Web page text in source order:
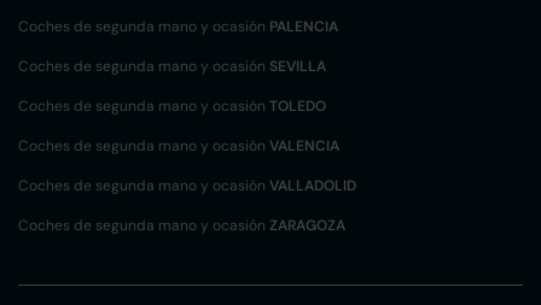
Coches de segunda mano y ocasión PALENCIA
Coches de segunda mano y ocasión SEVILLA
Coches de segunda mano y ocasión TOLEDO
Coches de segunda mano y ocasión VALENCIA
Coches de segunda mano y ocasión VALLADOLID
Coches de segunda mano y ocasión ZARAGOZA